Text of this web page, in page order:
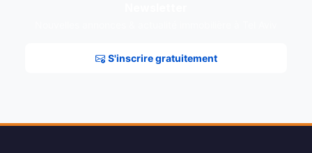
S'inscrire gratuitement